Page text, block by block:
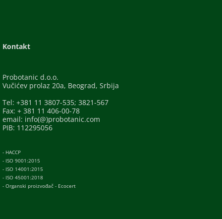
Kontakt
Probotanic d.o.o.
Vučićev prolaz 20a, Beograd, Srbija
Tel: +381 11 3807-535; 3821-567
Fax: + 381 11 406-00-78
email: info(@)probotanic.com
PIB: 112295056
- HACCP
- ISO 9001:2015
- ISO 14001:2015
- ISO 45001:2018
- Organski proizvođač - Ecocert